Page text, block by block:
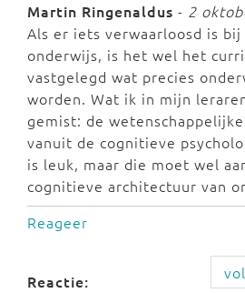
Martin Ringenaldus - 2
Als er iets verwaarloosd is bij
onderwijs, is het wel het
vastgelegd wat precies
worden. Wat ik in mijn
gemist: de
vanuit de cognitieve
is leuk, maar die moet wel
cognitieve architectuur van
Reageer
Reactie: